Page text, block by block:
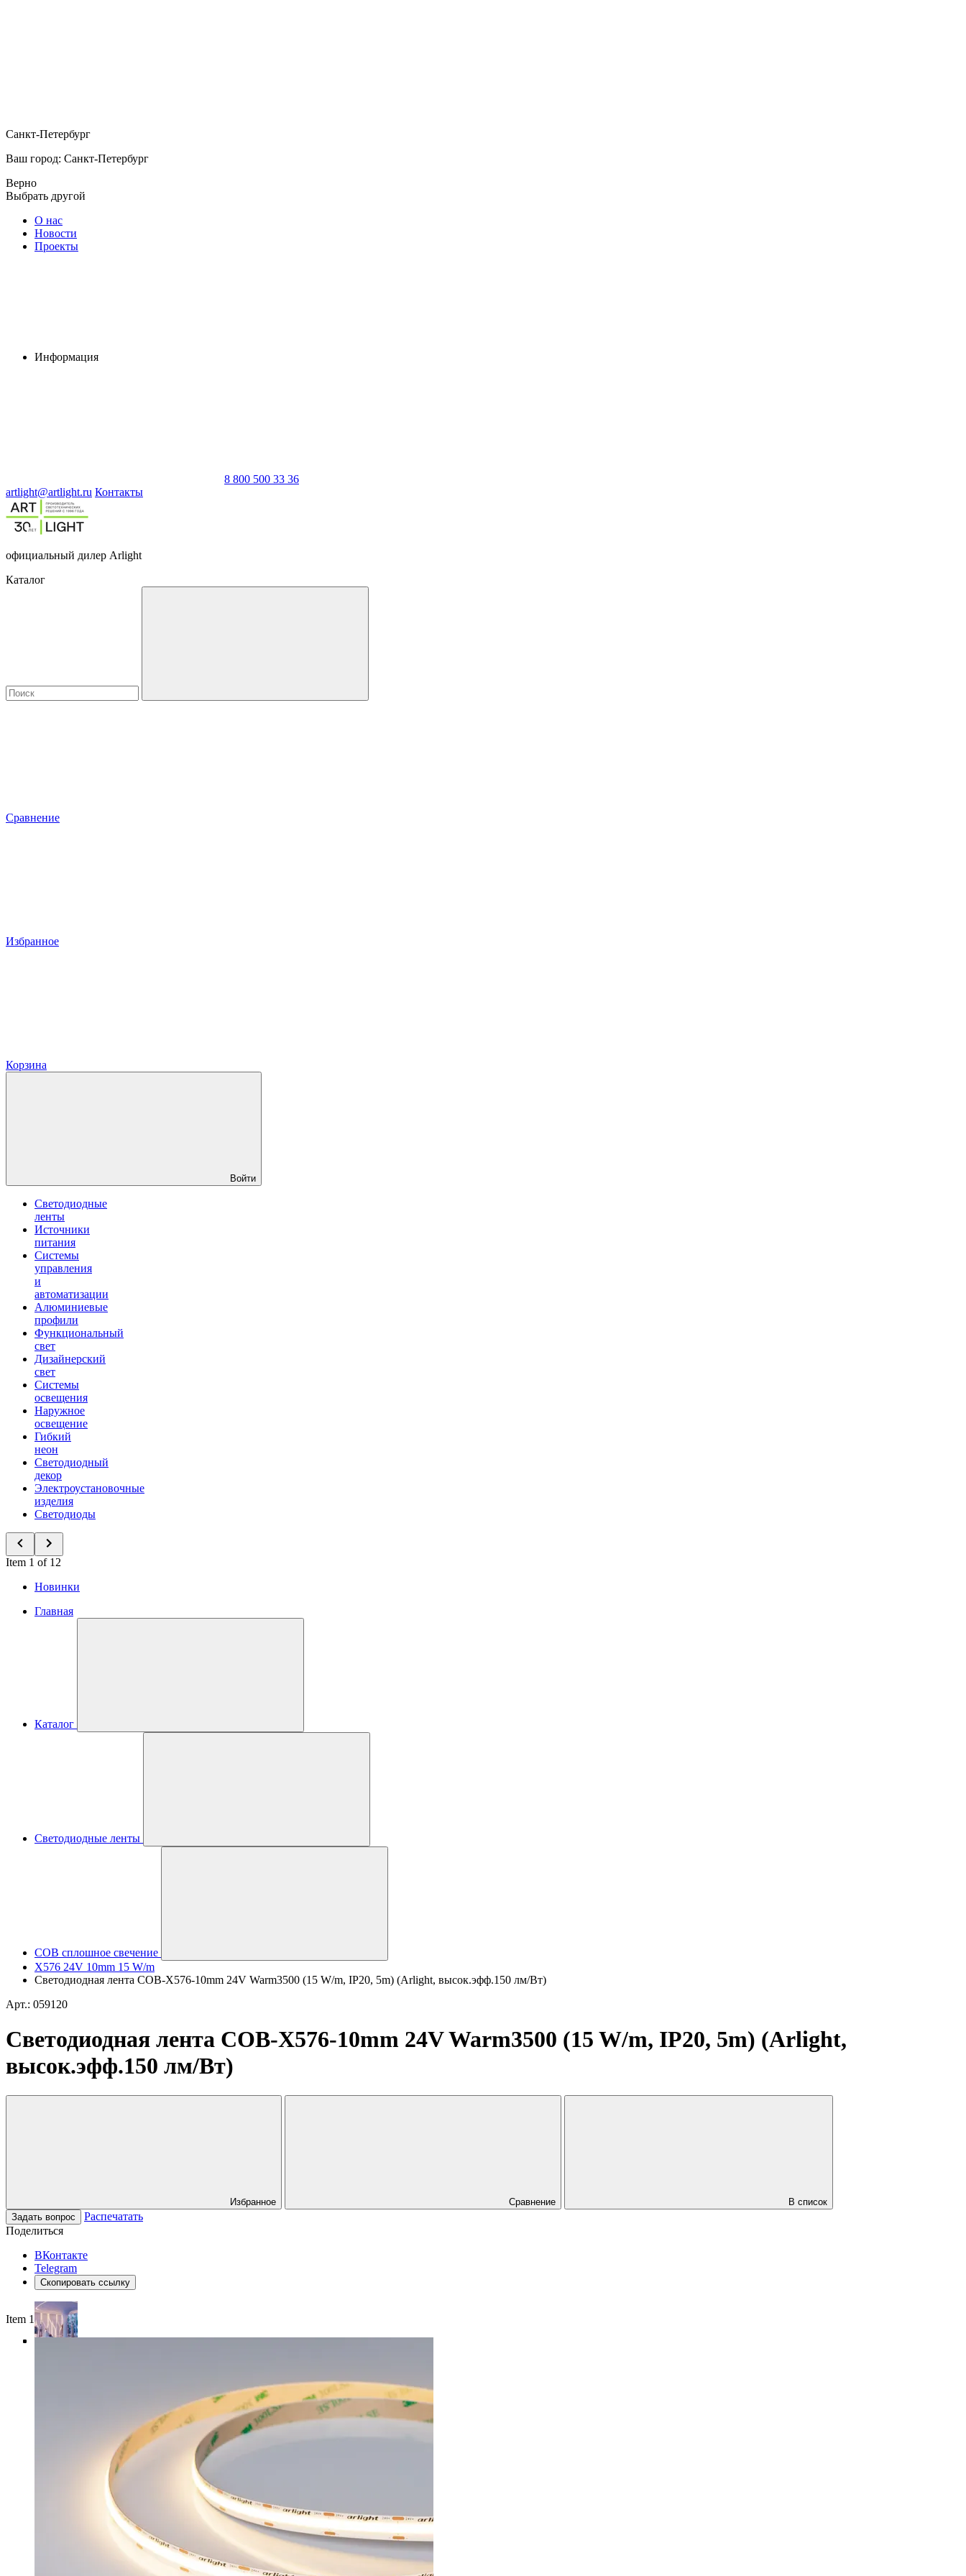
Санкт-Петербург
Ваш город: Санкт-Петербург
Верно
Выбрать другой
О нас
Новости
Проекты
Информация
8 800 500 33 36
artlight@artlight.ru Контакты
официальный дилер Arlight
Каталог
Сравнение
Избранное
Корзина
Войти
Светодиодные
ленты
Источники
питания
Системы
управления
и
автоматизации
Алюминиевые
профили
Функциональный
свет
Дизайнерский
свет
Системы
освещения
Наружное
освещение
Гибкий
неон
Светодиодный
декор
Электроустановочные
изделия
Светодиоды
Item 1 of 12
Новинки
Главная
Каталог
Светодиодные ленты
COB сплошное свечение
X576 24V 10mm 15 W/m
Светодиодная лента COB-X576-10mm 24V Warm3500 (15 W/m, IP20, 5m) (Arlight, высок.эфф.150 лм/Вт)
Арт.: 059120
Светодиодная лента COB-X576-10mm 24V Warm3500 (15 W/m, IP20, 5m) (Arlight,
высок.эфф.150 лм/Вт)
Избранное Сравнение
В список
Задать вопрос
Распечатать
Поделиться
ВКонтакте
Telegram
Скопировать ссылку
Item 1 of 4